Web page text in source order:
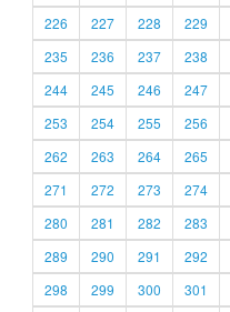
226
227 228 229
235
236 237 238
244
245 246 247
253
254 255 256
262
263 264 265
271
272 273 274
280
281 282 283
289
290 291 292
298
299 300 301